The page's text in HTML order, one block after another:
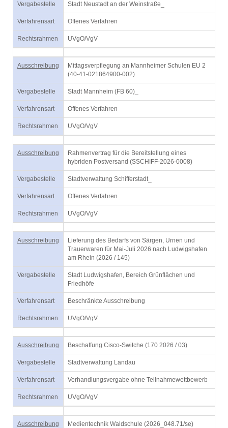
Vergabestelle Stadt Neustadt an der Weinstraße_
Verfahrensart Offenes Verfahren
Rechtsrahmen UVgO/VgV
Ausschreibung
Mittagsverpflegung an Mannheimer Schulen EU 2
(40-41-021864900-002)
Vergabestelle Stadt Mannheim (FB 60)_
Verfahrensart Offenes Verfahren
Rechtsrahmen UVgO/VgV
Ausschreibung
Rahmenvertrag für die Bereitstellung eines
hybriden Postversand (SSCHIFF-2026-0008)
Vergabestelle Stadtverwaltung Schifferstadt_
Verfahrensart Offenes Verfahren
Rechtsrahmen UVgO/VgV
Ausschreibung
Lieferung des Bedarfs von Särgen, Urnen und
Trauerwaren für Mai-Juli 2026 nach Ludwigshafen
am Rhein (2026 / 145)
Vergabestelle
Stadt Ludwigshafen, Bereich Grünflächen und
Friedhöfe
Verfahrensart Beschränkte Ausschreibung
Rechtsrahmen UVgO/VgV
Ausschreibung Beschaffung Cisco-Switche (170 2026 / 03)
Vergabestelle Stadtverwaltung Landau
Verfahrensart Verhandlungsvergabe ohne Teilnahmewettbewerb
Rechtsrahmen UVgO/VgV
Ausschreibung Medientechnik Waldschule (2026_048.71/se)